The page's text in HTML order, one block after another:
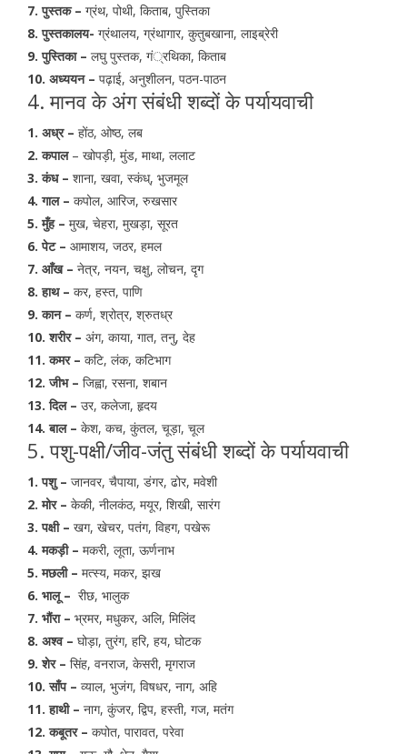
7. पुस्तक – ग्रंथ, पोथी, किताब, पुस्तिका
8. पुस्तकालय- ग्रंथालय, ग्रंथागार, कुतुबखाना, लाइब्रेरी
9. पुस्तिका – लघु पुस्तक, गं्रथिका, किताब
10. अध्ययन – पढ़ाई, अनुशीलन, पठन-पाठन
4. मानव के अंग संबंधी शब्दों के पर्यायवाची
1. अध्र – होंठ, ओष्ठ, लब
2. कपाल – खोपड़ी, मुंड, माथा, ललाट
3. कंध – शाना, खवा, स्कंध्, भुजमूल
4. गाल – कपोल, आरिज, रुखसार
5. मुँह – मुख, चेहरा, मुखड़ा, सूरत
6. पेट – आमाशय, जठर, हमल
7. आँख – नेत्र, नयन, चक्षु, लोचन, दृग
8. हाथ – कर, हस्त, पाणि
9. कान – कर्ण, श्रोत्र, श्रुतध्र
10. शरीर – अंग, काया, गात, तनु, देह
11. कमर – कटि, लंक, कटिभाग
12. जीभ – जिह्वा, रसना, शबान
13. दिल – उर, कलेजा, हृदय
14. बाल – केश, कच, कुंतल, चूड़ा, चूल
5. पशु-पक्षी/जीव-जंतु संबंधी शब्दों के पर्यायवाची
1. पशु – जानवर, चैपाया, डंगर, ढोर, मवेशी
2. मोर – केकी, नीलकंठ, मयूर, शिखी, सारंग
3. पक्षी – खग, खेचर, पतंग, विहग, पखेरू
4. मकड़ी – मकरी, लूता, ऊर्णनाभ
5. मछली – मत्स्य, मकर, झख
6. भालू – रीछ, भालुक
7. भौंरा – भ्रमर, मधुकर, अलि, मिलिंद
8. अश्व – घोड़ा, तुरंग, हरि, हय, घोटक
9. शेर – सिंह, वनराज, केसरी, मृगराज
10. साँप – व्याल, भुजंग, विषधर, नाग, अहि
11. हाथी – नाग, कुंजर, द्विप, हस्ती, गज, मतंग
12. कबूतर – कपोत, पारावत, परेवा